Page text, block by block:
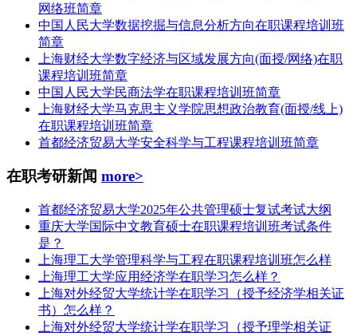
网络班简章
中国人民大学数据挖掘与信息分析方向在职课程培训班
简章
上海财经大学数字经济与区域发展方向(面授/网络)在职
课程培训班简章
中国人民大学民商法学在职课程培训班简章
上海财经大学马克思主义学院思想政治教育(面授/线上)
在职课程培训班简章
首都经济贸易大学安全科学与工程课程培训班简章
在职考研新闻 more>
首都经济贸易大学2025年公共管理硕士复试考试大纲
重庆大学国际中文教育硕士在职课程培训班考试条件
是？
上海理工大学管理科学与工程在职课程培训班怎么样
上海理工大学应用经济学在职学习怎么样？
上海对外经贸大学统计学在职学习（授予经济学相关证
书）怎么样？
上海对外经贸大学统计学在职学习（授予理学相关证